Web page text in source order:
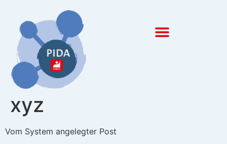
xyz
Vom System angelegter Post